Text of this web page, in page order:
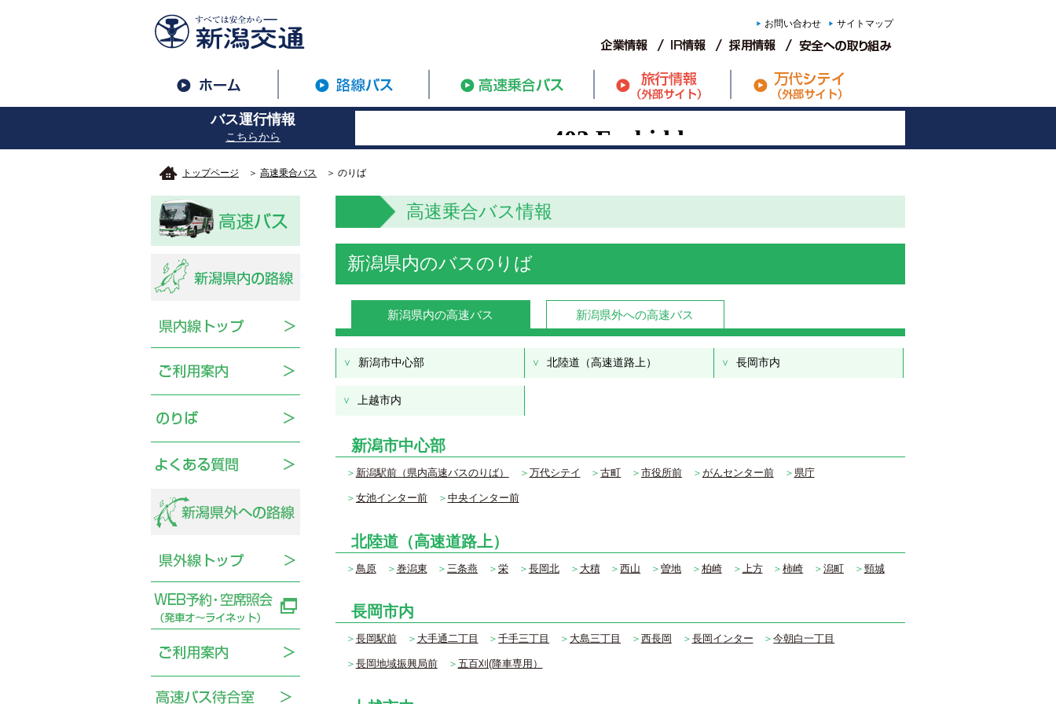
お問い合わせ サイトマップ
バス運行情報
こちらから
トップページ ＞ 高速乗合バス ＞ のりば
高速乗合バス情報
新潟県内のバスのりば
新潟県内の高速バス 新潟県外への高速バス
新潟市中心部 北陸道（高速道路上） 長岡市内
上越市内
新潟市中心部
＞ 新潟駅前（県内高速バスのりば） ＞ 万代シテイ ＞古町 ＞ 市役所前 ＞ がんセンター前 ＞ 県庁
＞ 女池インター前 ＞ 中央インター前
北陸道（高速道路上）
＞ 鳥原 ＞ 巻潟東 ＞ 三条燕 ＞ 栄 ＞ 長岡北 ＞ 大積 ＞西山 ＞ 曽地 ＞ 柏崎 ＞ 上方 ＞柿崎 ＞ 潟町 ＞ 頸城
長岡市内
＞ 長岡駅前 ＞ 大手通二丁目 ＞千手三丁目 ＞ 大島三丁目 ＞ 西長岡 ＞ 長岡インター ＞今朝白一丁目
＞ 長岡地域振興局前 ＞ 五百刈(降車専用）